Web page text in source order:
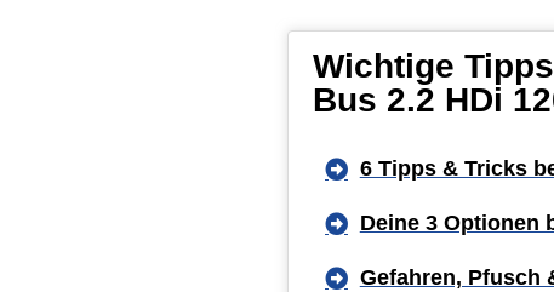
Wichtige
Bus 2.2 HDi
6 Tipps & Tricks
Deine 3 Optionen
Gefahren, Pfusch